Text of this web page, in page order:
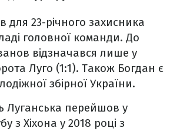
для 23-річного захисника
головної команди. До
відзначався лише у
Луго (1:1). Також Богдан є
збірної України.
Луганська перейшов у
з Хіхона у 2018 році з